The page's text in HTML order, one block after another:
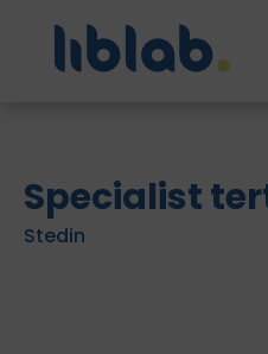
Specialist
Stedin